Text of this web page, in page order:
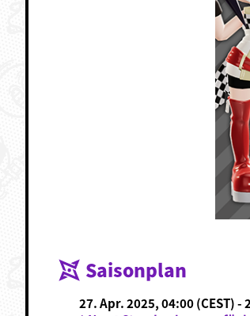
Saisonplan
27. Apr. 2025, 04:00 (CEST) -